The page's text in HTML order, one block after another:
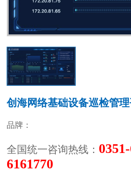
创海网络基础设备巡检管
品牌：
全国统一咨询热线：
6161770